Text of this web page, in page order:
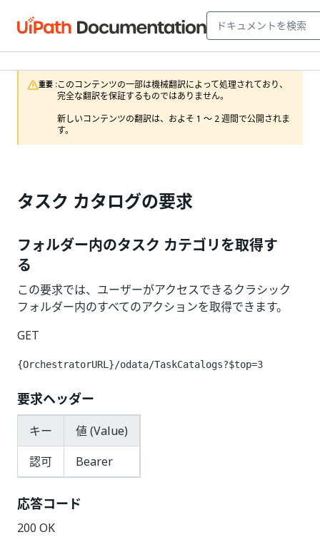
重要 :このコンテンツの一部は機械翻訳によって処理されており、
完全な翻訳を保証するものではありません。
新しいコンテンツの翻訳は、およそ 1 ～ 2 週間で公開されま
す。
タスク カタログの要求
フォルダー内のタスク カテゴリを取得す
る
この要求では、ユーザーがアクセスできるクラシック
フォルダー内のすべてのアクションを取得できます。
GET
{OrchestratorURL}/odata/TaskCatalogs?$top=3
要求ヘッダー
キー
値 (Value)
認可
Bearer
応答コード
200 OK